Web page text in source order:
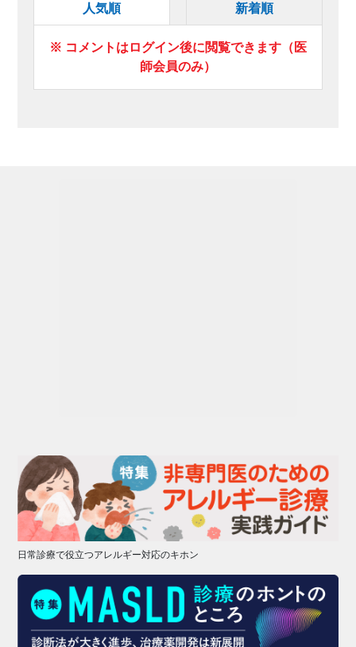
人気順 新着順
※ コメントはログイン後に閲覧できます（医
師会員のみ）
日常診療で役立つアレルギー対応のキホン